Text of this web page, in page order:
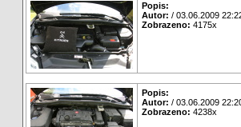
Popis:
Autor: / 03.06.2009
Zobrazeno: 4175x
Popis:
Autor: / 03.06.2009
Zobrazeno: 4238x